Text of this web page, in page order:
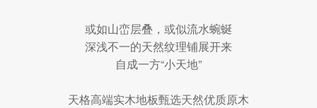
或如山峦层叠，或似流水蜿蜒
深浅不一的天然纹理铺展开来
自成一方“小天地”
天格高端实木地板甄选天然优质原木